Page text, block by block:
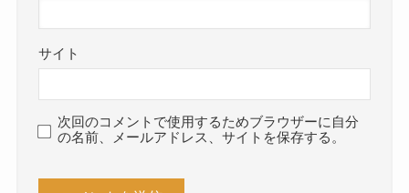
サイト
次回のコメントで使用するためブラウザーに自分
の名前、メールアドレス、サイトを保存する。